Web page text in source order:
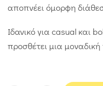
αποπνέει όμορφη
Ιδανικό για casual και
προσθέτει μια